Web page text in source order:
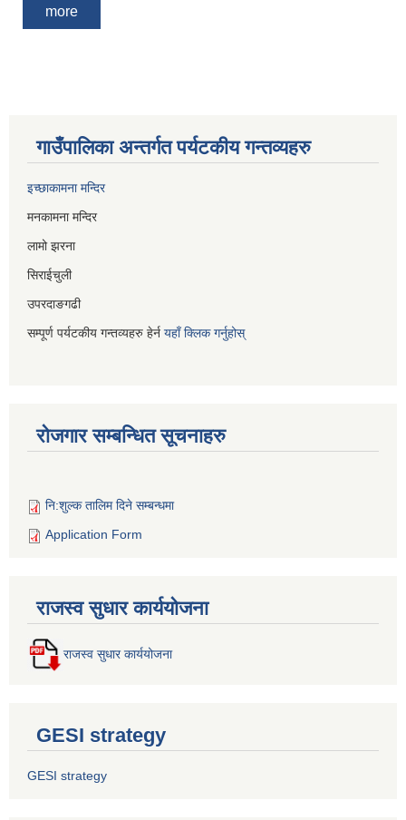
more
गाउँपालिका अन्तर्गत पर्यटकीय गन्तव्यहरु
इच्छाकामना मन्दिर
मनकामना मन्दिर
लामो झरना
सिराईचुली
उपरदाङगढी
सम्पूर्ण पर्यटकीय गन्तव्यहरु हेर्न यहाँ क्लिक गर्नुहोस्
रोजगार सम्बन्धित सूचनाहरु
नि:शुल्क तालिम दिने सम्बन्धमा
Application Form
राजस्व सुधार कार्ययोजना
राजस्व सुधार कार्ययोजना
GESI strategy
GESI strategy